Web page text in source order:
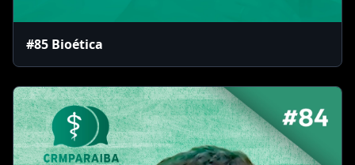
#85 Bioética